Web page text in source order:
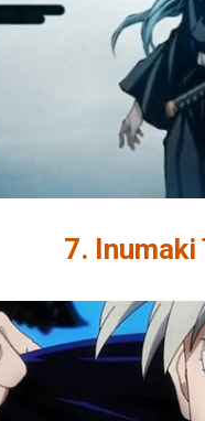
7.